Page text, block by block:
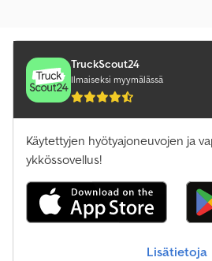
TruckScout24
Ilmaiseksi myymälässä
Käytettyjen hyötyajoneuvojen ja
ykkössovellus!
Lisätietoja